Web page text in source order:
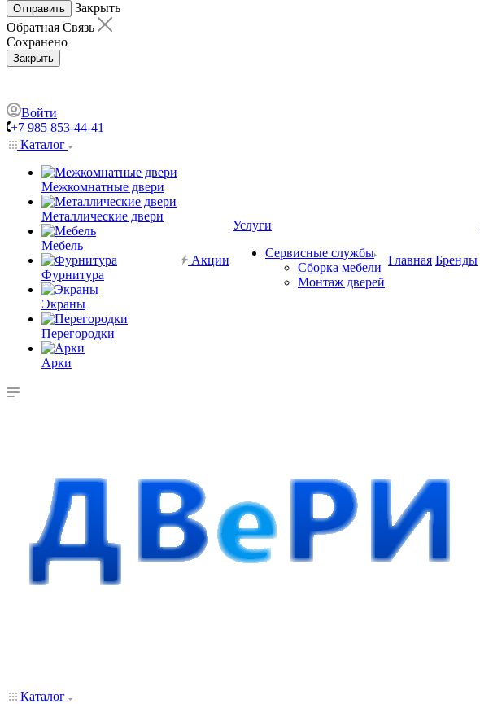
Отправить
Закрыть
Обратная Связь
Сохранено
Закрыть
Войти
+7 985 853-44-41
Каталог
Межкомнатные двери
Металлические двери
Мебель
Фурнитура
Экраны
Перегородки
Арки
Акции
Услуги
Сервисные службы
Сборка мебели
Монтаж дверей
Главная Бренды
Каталог